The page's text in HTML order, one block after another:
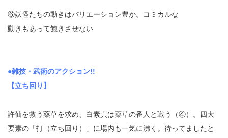
⑥妖怪たちの動きはバリエーション豊か。コミカルな
動きもあって飽きさせない
●雑技・武術のアクション!!
【立ち回り】
許仙を救う薬草を求め、白素貞は薬草の番人と戦う（④）。四大
要素の「打（立ち回り）」に場内も一気に沸く。待ってましたと